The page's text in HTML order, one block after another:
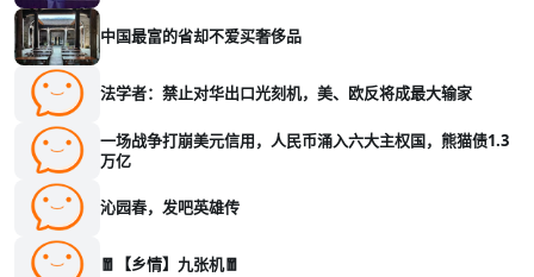
中国最富的省却不爱买奢侈品
法学者：禁止对华出口光刻机，美、欧反将成最大输家
一场战争打崩美元信用，人民币涌入六大主权国，熊猫债1.3
万亿
沁园春，发吧英雄传
🧧【乡情】九张机🧧